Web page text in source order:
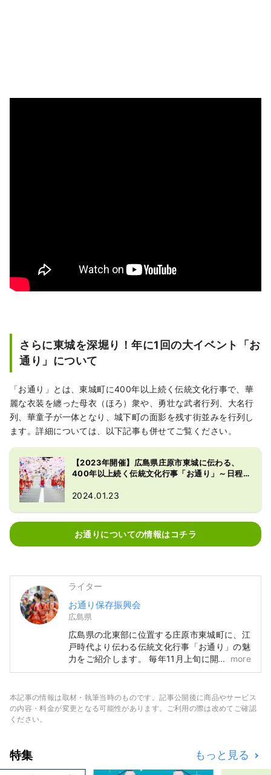
さらに東城を深堀り！年に1回の大イベント「お
通り」について
「お通り」とは、東城町に400年以上続く伝統文化行事で、華
麗な衣装を纏った母衣（ほろ）衆や、勇壮な武者行列、大名行
列、華童子が一体となり、城下町の面影を残す街並みを行列し
ます。詳細については、以下記事も併せてご覧ください。
【2023年開催】広島県庄原市東城に伝わる、
400年以上続く伝統文化行事「お通り」～日程・
2024.01.23
お通りについての情報はコチラ
ライター
お通り保存振興会
広島県
広島県の北東部に位置する庄原市東城町に、江
戸時代より伝わる伝統文化行事「お通り」の魅
力をご紹介します。 毎年11月上旬に開催され
るこのイベントは、壮麗な母衣（ほろ）と呼ば
華童子、お姫様や、甲冑を身に纏った勇壮な武
者達が隊列をなし、城下町を練り歩きます。
more
本記事の情報は取材・執筆当時のものです。記事公開後に商品やサービス
の内容・料金が変更となる可能性があります。ご利用の際は改めてご確認
ください。
特集 もっと見る